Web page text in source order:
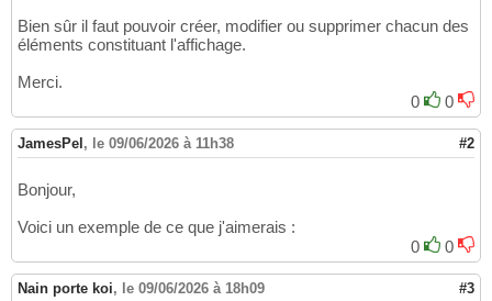
Bien sûr il faut pouvoir créer, modifier ou supprimer chacun des
éléments constituant l'affichage.
Merci.
0
0
JamesPel , le 09/06/2026 à 11h38 #2
Bonjour,
Voici un exemple de ce que j'aimerais :
0
0
Nain porte koi, le 09/06/2026 à 18h09 #3